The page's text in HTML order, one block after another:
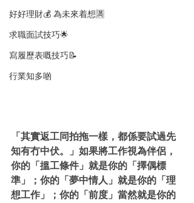
好好理財💰 為未來着想🈵
求職面試技巧🌟
寫履歷表嘅技巧📝
行業知多啲
「其實返工同拍拖一樣，都係要試過先
知有冇中伏。」如果將工作視為伴侶，
你的「搵工條件」就是你的「擇偶標
準」；你的「夢中情人」就是你的「理
想工作」；你的「前度」當然就是你的